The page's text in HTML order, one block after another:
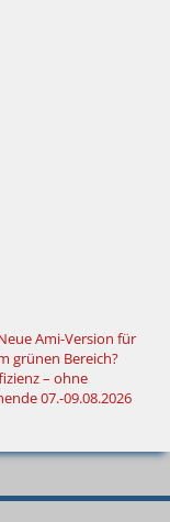
Ami-Version für
grünen Bereich?
– ohne
07.-09.08.2026